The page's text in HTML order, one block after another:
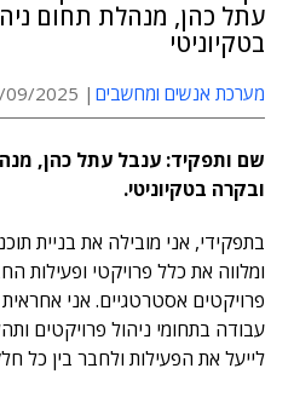
עתל כהן, מנהלת תחום
בטקיוניטי
מערכת אנשים ומחשבים 2025 10:10
שם ותפקיד: ענבל עתל כהן,
ובקרה בטקיוניטי.
בתפקידי, אני מובילה את בניית
ומלווה את כלל פרויקטי ופעילות
פרויקטים אסטרטגיים. אני
עבודה בתחומי ניהול פרויקטים
לייעל את הפעילות ולחבר בין כל